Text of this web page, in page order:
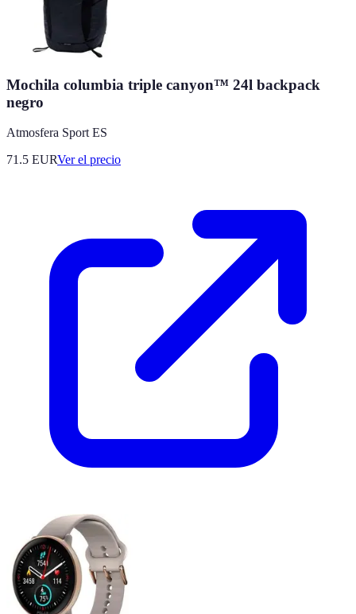
Mochila columbia triple canyon™ 24l backpack
negro
Atmosfera Sport ES
71.5 EURVer el precio